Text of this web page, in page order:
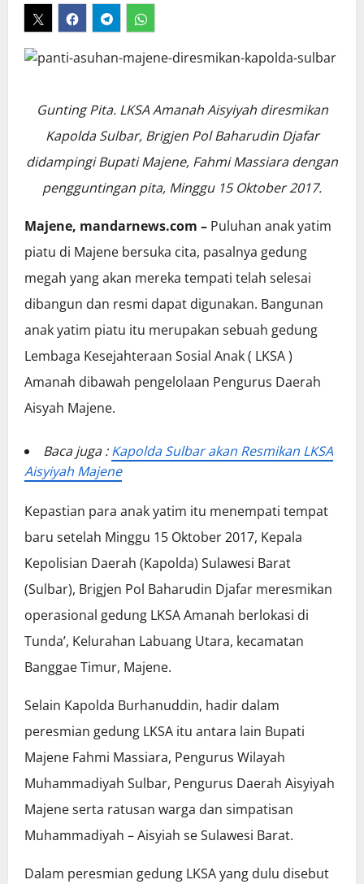
Gunting Pita. LKSA Amanah Aisyiyah diresmikan
Kapolda Sulbar, Brigjen Pol Baharudin Djafar
didampingi Bupati Majene, Fahmi Massiara dengan
pengguntingan pita, Minggu 15 Oktober 2017.
Majene, mandarnews.com – Puluhan anak yatim
piatu di Majene bersuka cita, pasalnya gedung
megah yang akan mereka tempati telah selesai
dibangun dan resmi dapat digunakan. Bangunan
anak yatim piatu itu merupakan sebuah gedung
Lembaga Kesejahteraan Sosial Anak ( LKSA )
Amanah dibawah pengelolaan Pengurus Daerah
Aisyah Majene.
Baca juga :Kapolda Sulbar akan Resmikan LKSA
Aisyiyah Majene
Kepastian para anak yatim itu menempati tempat
baru setelah Minggu 15 Oktober 2017, Kepala
Kepolisian Daerah (Kapolda) Sulawesi Barat
(Sulbar), Brigjen Pol Baharudin Djafar meresmikan
operasional gedung LKSA Amanah berlokasi di
Tunda’, Kelurahan Labuang Utara, kecamatan
Banggae Timur, Majene.
Selain Kapolda Burhanuddin, hadir dalam
peresmian gedung LKSA itu antara lain Bupati
Majene Fahmi Massiara, Pengurus Wilayah
Muhammadiyah Sulbar, Pengurus Daerah Aisyiyah
Majene serta ratusan warga dan simpatisan
Muhammadiyah – Aisyiah se Sulawesi Barat.
Dalam peresmian gedung LKSA yang dulu disebut